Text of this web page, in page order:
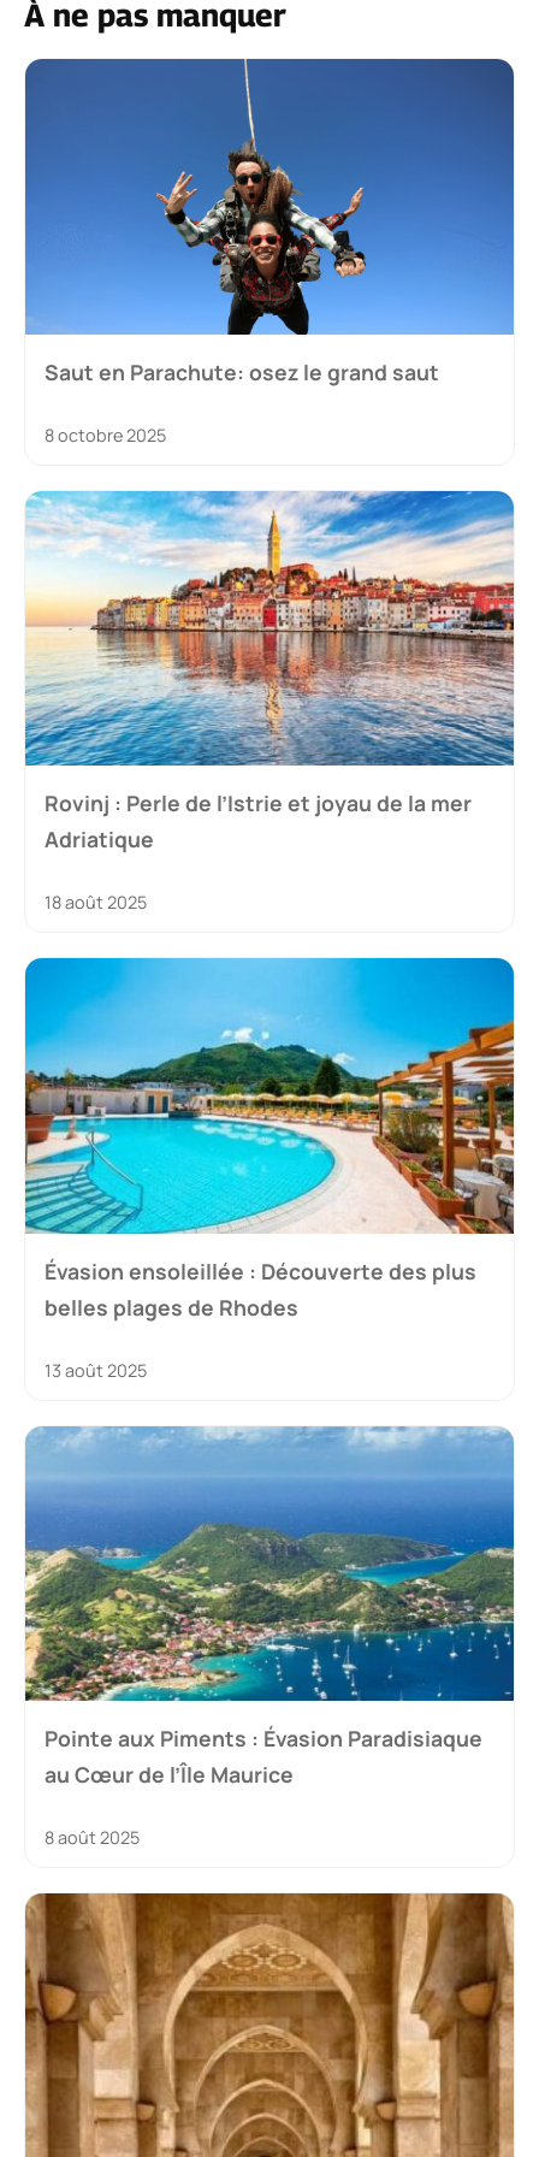
À ne pas manquer
Saut en Parachute: osez le grand saut
8 octobre 2025
Rovinj : Perle de l’Istrie et joyau de la mer
Adriatique
18 août 2025
Évasion ensoleillée : Découverte des plus
belles plages de Rhodes
13 août 2025
Pointe aux Piments : Évasion Paradisiaque
au Cœur de l’Île Maurice
8 août 2025